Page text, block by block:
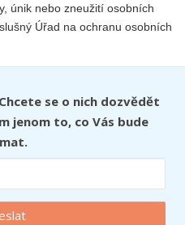
únik nebo zneužití osobních
Úřad na ochranu osobních
Chcete se o nich dozvědět
jenom to, co Vás bude